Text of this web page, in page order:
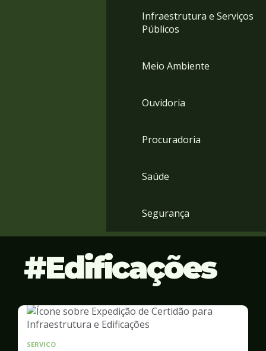
Infraestrutura e Serviços
Públicos
Meio Ambiente
Ouvidoria
Procuradoria
Saúde
Segurança
Edificações
SERVICO